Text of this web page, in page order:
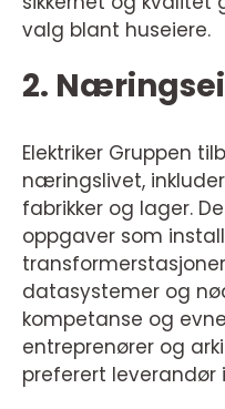
valg blant huseiere.
2.
Elektriker Gruppen
næringslivet,
fabrikker og lager.
oppgaver som
datasystemer og
kompetanse og
entreprenører og
preferert leverandør